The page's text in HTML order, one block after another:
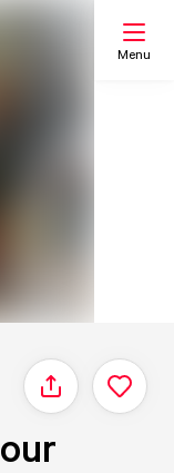
Menu
Delen